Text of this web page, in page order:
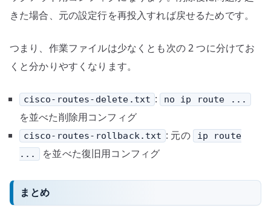
きた場合、元の設定行を再投入すれば戻せるためです。
つまり、作業ファイルは少なくとも次の 2 つに分けてお
くと分かりやすくなります。
cisco-routes-delete.txt : no ip route ...
を並べた削除用コンフィグ
cisco-routes-rollback.txt : 元の
ip route
...
を並べた復旧用コンフィグ
まとめ